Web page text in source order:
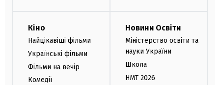
Кіно
Найцікавіші фільми
Українські фільми
Фільми на вечір
Комедії
Новини Освіти
Міністерство освіти та
науки України
Школа
НМТ 2026